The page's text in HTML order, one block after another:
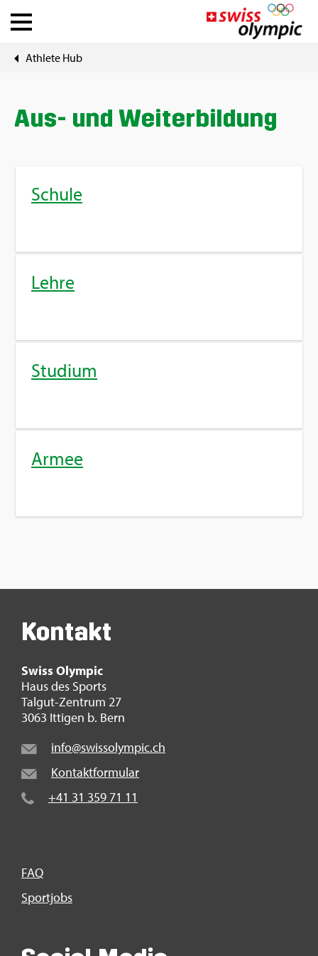
Ver­bän­de
Ath­le­te Hub
Ath­le­te Hub
Aus- und Wei­ter­bil­dung
Schu­le
Lehre
Stu­di­um
Armee
Kon­takt
Swiss Olym­pic
Haus des Sports
Tal­gut-Zen­trum 27
3063 It­ti­gen b. Bern
info@​swi​ssol​ympi​c.​ch
Kon­takt­for­mu­lar
+41 31 359 71 11
FAQ
Sport­jobs